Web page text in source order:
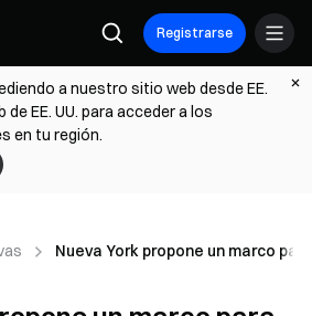
Registrarse
a nuestro sitio web desde EE.
de EE. UU. para acceder a los
en tu región.
Nueva York propone un marco